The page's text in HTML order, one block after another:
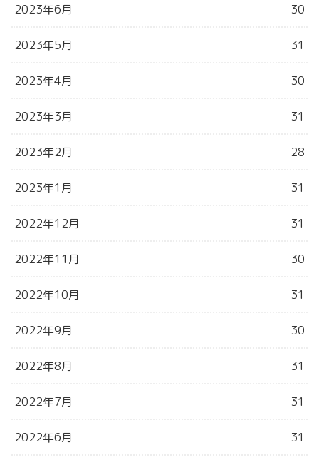
2023年6月 30
2023年5月 31
2023年4月 30
2023年3月 31
2023年2月 28
2023年1月 31
2022年12月 31
2022年11月 30
2022年10月 31
2022年9月 30
2022年8月 31
2022年7月 31
2022年6月 31